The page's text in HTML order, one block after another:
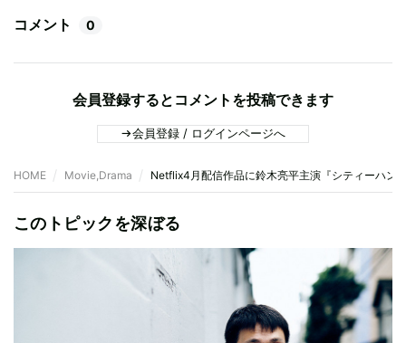
コメント 0
会員登録するとコメントを投稿できます
会員登録 / ログインページへ
HOME Movie,Drama Netflix4月配信作品に鈴木亮平主演『シティーハン
このトピックを深ぼる